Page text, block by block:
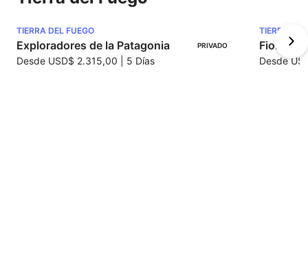
PRIVADO
TIERRA DEL FUEGO
Exploradores de la Patagonia
Desde USD$ 2.315,00 5 Días
TIERRA
Fiordos
Desde